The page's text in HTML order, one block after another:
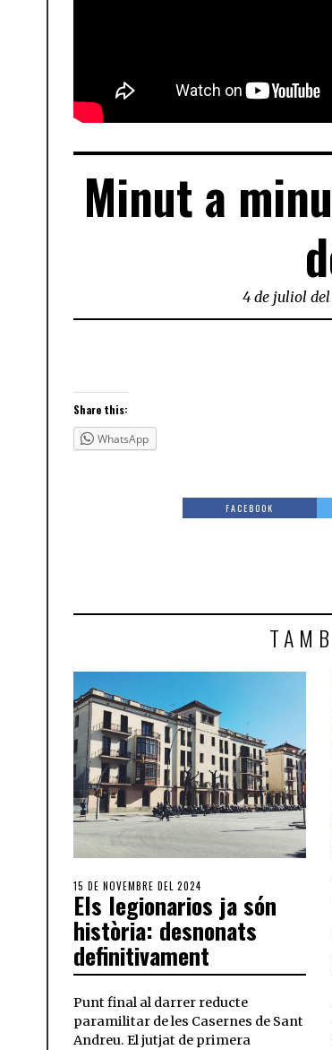
Minut a
4 de juliol del
Share this:
WhatsApp
FACEBOOK
15 DE NOVEMBRE DEL 2024
Els legionarios ja són
història: desnonats
definitivament
Punt final al darrer reducte
paramilitar de les Casernes de Sant
Andreu. El jutjat de primera